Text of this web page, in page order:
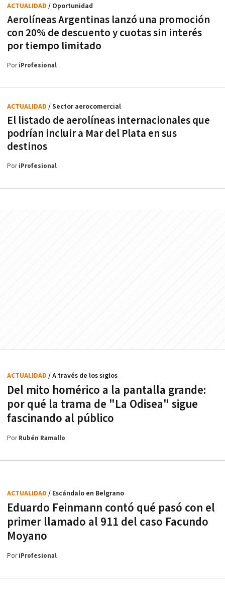
Aerolíneas Argentinas lanzó una promoción
con 20% de descuento y cuotas sin interés
por tiempo limitado
ACTUALIDAD / Oportunidad
PoriProfesional
El listado de aerolíneas internacionales que
podrían incluir a Mar del Plata en sus
destinos
ACTUALIDAD / Sector aerocomercial
PoriProfesional
Del mito homérico a la pantalla grande:
por qué la trama de "La Odisea" sigue
fascinando al público
ACTUALIDAD / A través de los siglos
PorRubén Ramallo
Eduardo Feinmann contó qué pasó con el
primer llamado al 911 del caso Facundo
Moyano
ACTUALIDAD / Escándalo en Belgrano
PoriProfesional